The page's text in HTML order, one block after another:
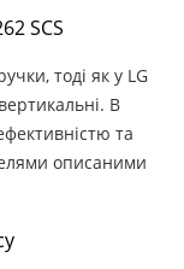
тоді як у LG
В
та
описаними